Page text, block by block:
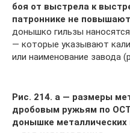
боя от выстрела к
патроннике не
донышко гильзы
— которые указывают
или наименование завода
Рис. 214. а — размеры
дробовым ружьям по
донышке металлических